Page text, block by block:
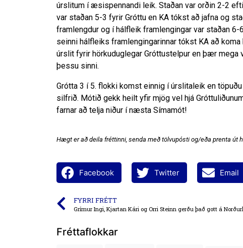
úrslitum í æsispennandi leik. Staðan var orðin 2-2
var staðan 5-3 fyrir Gróttu en KA tókst að jafna og
framlengdur og í hálfleik framlengingar var staðan
seinni hálfleiks framlengingarinnar tókst KA að
úrslit fyrir hörkuduglegar Gróttustelpur en þær
þessu sinni.
Grótta 3 í 5. flokki komst einnig í úrslitaleik en
silfrið. Mótið gekk heilt yfir mjög vel hjá
farnar að telja niður í næsta Símamót!
Hægt er að deila fréttinni, senda með tölvupósti og/eða prenta út
Facebook Twitter Email
FYRRI FRÉTT
Fréttaflokkar